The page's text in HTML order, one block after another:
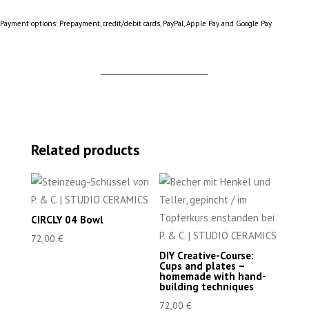
Payment options: Prepayment, credit/debit cards, PayPal, Apple Pay and Google Pay
Related products
CIRCLY 04 Bowl
72,00 €
DIY Creative-Course:
Cups and plates –
homemade with hand-
building techniques
72,00€